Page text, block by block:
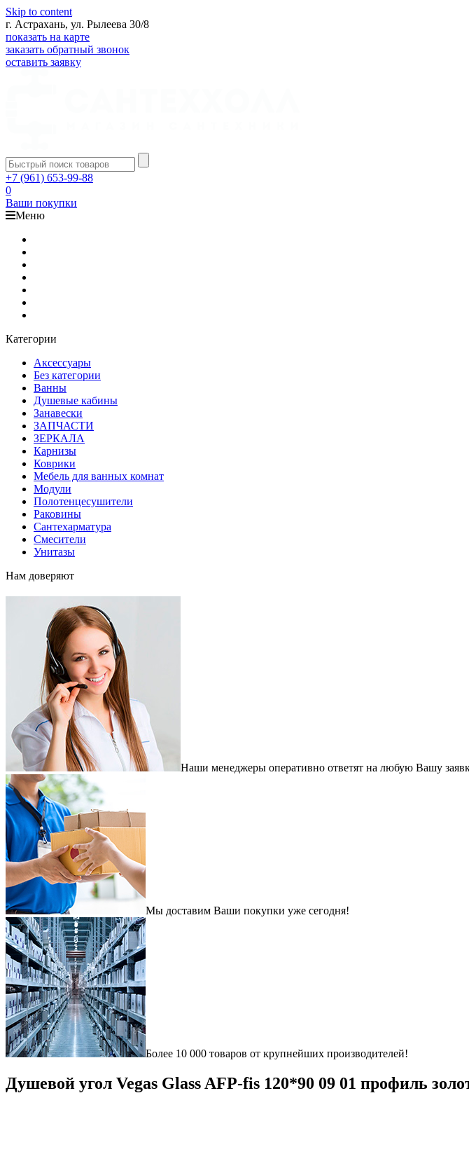
Skip to content
г. Астрахань, ул. Рылеева 30/8
показать на карте
заказать обратный звонок
оставить заявку
+7 (961) 653-99-88
0
Ваши покупки
Меню
Категории
Аксессуары
Без категории
Ванны
Душевые кабины
Занавески
ЗАПЧАСТИ
ЗЕРКАЛА
Карнизы
Коврики
Мебель для ванных комнат
Модули
Полотенцесушители
Раковины
Сантехарматура
Смесители
Унитазы
Нам доверяют
Наши менеджеры оперативно ответят на любую Вашу
Мы доставим Ваши покупки уже сегодня!
Более 10 000 товаров от крупнейших производителей!
Душевой угол Vegas Glass AFP-fis 120*90 09 01 профиль